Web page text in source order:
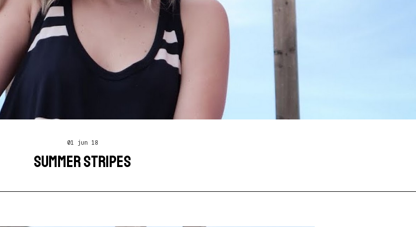
01 jun 18
SUMMER STRIPES